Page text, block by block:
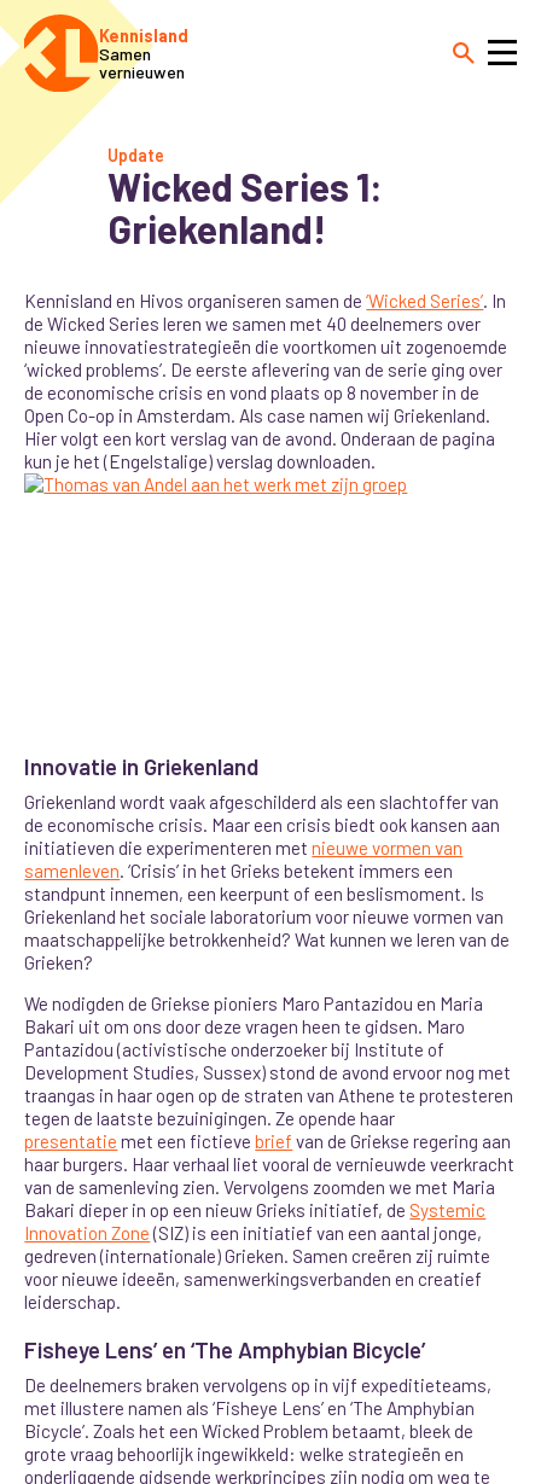
Kennisland
Samen
vernieuwen
Update
Wicked Series 1:
Griekenland!
Kennisland en Hivos organiseren samen de‘Wicked Series’. In
de Wicked Series leren we samen met 40 deelnemers over
nieuwe innovatiestrategieën die voortkomen uit zogenoemde
‘wicked problems’. De eerste aflevering van de serie ging over
de economische crisis en vond plaats op 8 november in de
Open Co-op in Amsterdam. Als case namen wij Griekenland.
Hier volgt een kort verslag van de avond. Onderaan de pagina
kun je het (Engelstalige) verslag downloaden.
Innovatie in Griekenland
Griekenland wordt vaak afgeschilderd als een slachtoffer van
de economische crisis. Maar een crisis biedt ook kansen aan
initiatieven die experimenteren metnieuwe vormen van
samenleven. ‘Crisis’ in het Grieks betekent immers een
standpunt innemen, een keerpunt of een beslismoment. Is
Griekenland het sociale laboratorium voor nieuwe vormen van
maatschappelijke betrokkenheid? Wat kunnen we leren van de
Grieken?
We nodigden de Griekse pioniers Maro Pantazidou en Maria
Bakari uit om ons door deze vragen heen te gidsen. Maro
Pantazidou (activistische onderzoeker bij Institute of
Development Studies, Sussex) stond de avond ervoor nog met
traangas in haar ogen op de straten van Athene te protesteren
tegen de laatste bezuinigingen. Ze opende haar
presentatie met een fictievebrief van de Griekse regering aan
haar burgers. Haar verhaal liet vooral de vernieuwde veerkracht
van de samenleving zien. Vervolgens zoomden we met Maria
Bakari dieper in op een nieuw Grieks initiatief, de Systemic
Innovation Zone(SIZ) is een initiatief van een aantal jonge,
gedreven (internationale) Grieken. Samen creëren zij ruimte
voor nieuwe ideeën, samenwerkingsverbanden en creatief
leiderschap.
Fisheye Lens’ en ‘The Amphybian Bicycle’
De deelnemers braken vervolgens op in vijf expeditieteams,
met illustere namen als ‘Fisheye Lens’ en ‘The Amphybian
Bicycle’. Zoals het een Wicked Problem betaamt, bleek de
grote vraag behoorlijk ingewikkeld: welke strategieën en
onderliggende gidsende werkprincipes zijn nodig om weg te